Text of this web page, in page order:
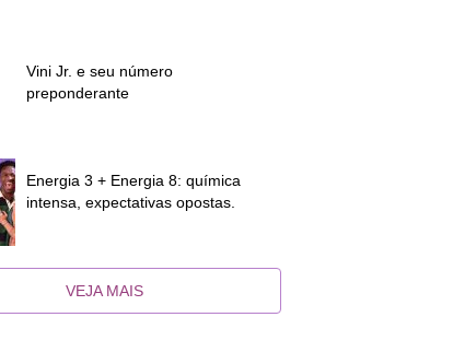
Vini Jr. e seu número
preponderante
Energia 3 + Energia 8: química
intensa, expectativas opostas.
VEJA MAIS